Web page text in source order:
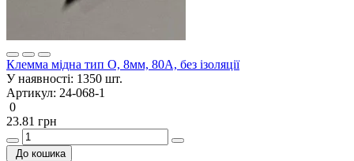
Клемма мідна тип О, 8мм, 80А, без ізоляції
У наявності: 1350 шт.
Артикул: 24-068-1
0
23.81 грн
До кошика